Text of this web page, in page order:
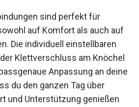
sind perfekt für
auf Komfort als auch auf
Die individuell einstellbaren
Klettverschluss am Knöchel
Anpassung an deine
du den ganzen Tag über
und Unterstützung genießen